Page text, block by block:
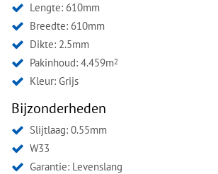
Lengte: 610mm
Breedte: 610mm
Dikte: 2.5mm
Pakinhoud: 4.459m2
Kleur: Grijs
Bijzonderheden
Slijtlaag: 0.55mm
W33
Garantie: Levenslang